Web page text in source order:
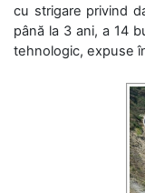
cu strigare privind
până la 3 ani, a 14
tehnologic, expuse